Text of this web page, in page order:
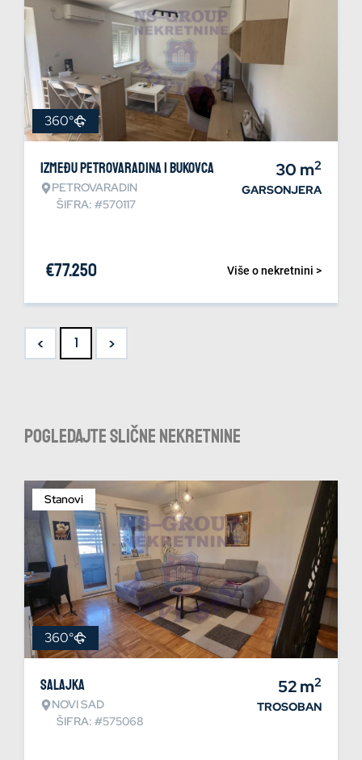
360°
Između Petrovaradina i Bukovca
PETROVARADIN
ŠIFRA: #570117
30 m2
GARSONJERA
Više o nekretnini >
€77.250
< 1 >
Pogledajte slične nekretnine
Stanovi
360°
Salajka
NOVI SAD
ŠIFRA: #575068
52m2
TROSOBAN